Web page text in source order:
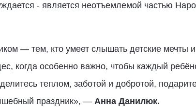
- является неотъемлемой частью
— тем, кто умеет слышать детские мечты
когда особенно важно, чтобы каждый
теплом, заботой и добротой,
праздник», —Анна Данилюк.